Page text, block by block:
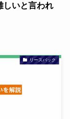
しいと言われ
リースバック